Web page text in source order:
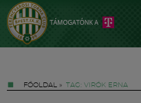
FŐOLDAL » TAG: VIRÓK ERNA